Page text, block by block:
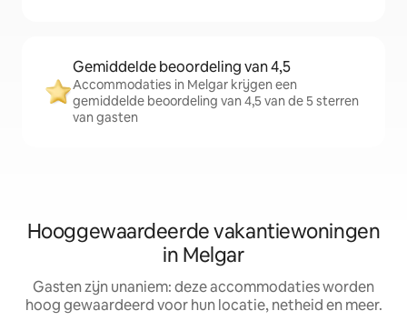
Gemiddelde beoordeling van 4,5
Accommodaties in Melgar krijgen een
gemiddelde beoordeling van 4,5 van de 5 sterren
van gasten
Hooggewaardeerde vakantiewoningen
in Melgar
Gasten zijn unaniem: deze accommodaties worden
hoog gewaardeerd voor hun locatie, netheid en meer.